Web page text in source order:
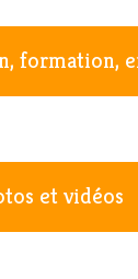
formation,
et vidéos